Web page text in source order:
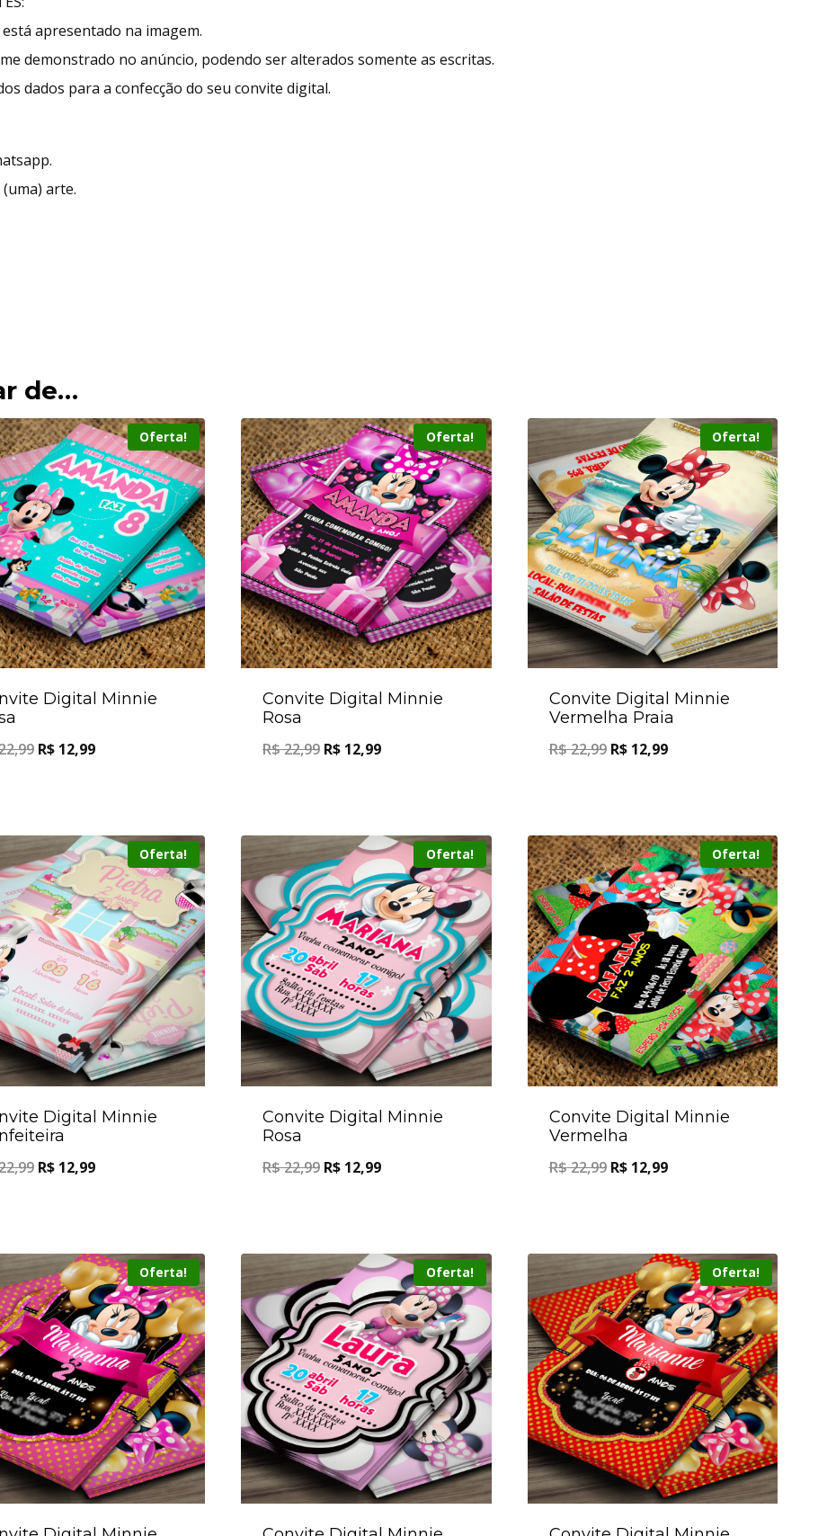
apresentado na imagem.
demonstrado no anúncio, podendo ser alterados somente as escritas.
dados para a confecção do seu convite digital.
arte.
de…
Oferta!
Digital Minnie
R$12,99
Oferta!
Convite Digital Minnie
Rosa
R$22,99 R$ 12,99
Oferta!
Convite Digital Minnie
Vermelha Praia
R$22,99 R$12,99
Oferta!
Digital Minnie
R$12,99
Oferta!
Convite Digital Minnie
Rosa
R$22,99 R$ 12,99
Oferta!
Convite Digital Minnie
Vermelha
R$22,99 R$12,99
Oferta! Oferta! Oferta!